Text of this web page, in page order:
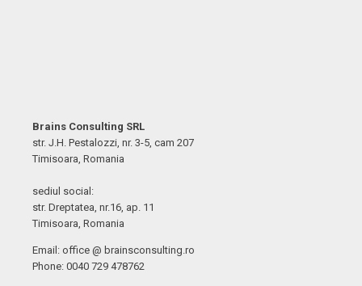
Brains Consulting SRL
str. J.H. Pestalozzi, nr. 3-5, cam 207
Timisoara, Romania
sediul social:
str. Dreptatea, nr.16, ap. 11
Timisoara, Romania
Email: office @ brainsconsulting.ro
Phone: 0040 729 478762